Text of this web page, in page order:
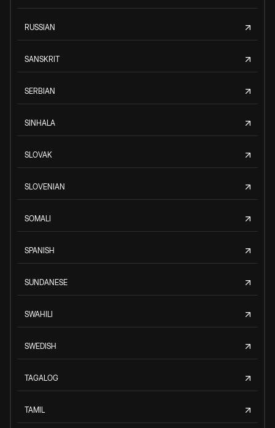
RUSSIAN
SANSKRIT
SERBIAN
SINHALA
SLOVAK
SLOVENIAN
SOMALI
SPANISH
SUNDANESE
SWAHILI
SWEDISH
TAGALOG
TAMIL